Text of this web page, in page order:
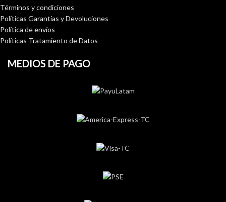
Términos y condiciones
Políticas Garantías y Devoluciones
Política de envíos
Políticas Tratamiento de Datos
MEDIOS DE PAGO